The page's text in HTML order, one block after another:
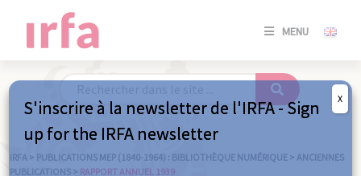
MENU
SE
/
IRFA > PUBLICATIONS MEP (1840-1964) : BIBLIOTHÈQUE NUMÉRIQUE > ANCIENNES
PUBLICATIONS > RAPPORT ANNUEL 1939
S'inscrire à la newsletter de l'IRFA - Sign
up for the IRFA newsletter
X